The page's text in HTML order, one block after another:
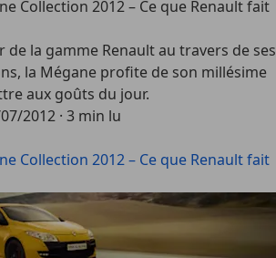
Collection 2012 – Ce que Renault fait
de la gamme Renault au travers de ses
la Mégane profite de son millésime
aux goûts du jour.
2012 · 3 min lu
Collection 2012 – Ce que Renault fait